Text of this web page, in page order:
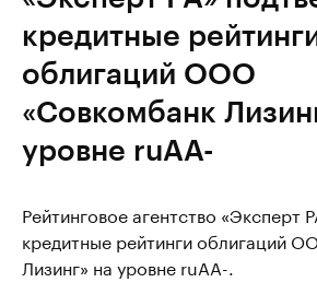
кредитные
облигаций ООО
«Совкомбанк
уровне ruAА-
Рейтинговое агентство «Эксперт
кредитные рейтинги облигаций
Лизинг» на уровне ruAА-.